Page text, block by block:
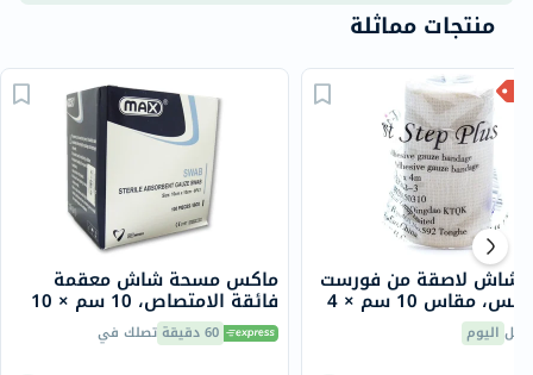
منتجات مماثلة
ماكس مسحة شاش معقمة
فائقة الامتصاص، 10 سم × 10
سم، 8 طبقات، 100 قطع 60 دقيقة تصلك في
شاش لاصقة من فورست
ستيب بلس، مقاس 10 سم × 4
اليوم